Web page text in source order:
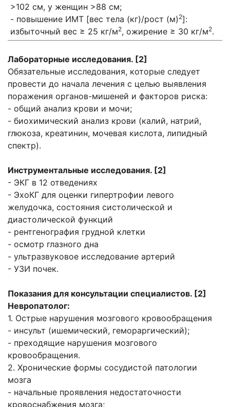
>102 см, у женщин >88 см;
- повышение ИМТ [вес тела (кг)/рост (м) 2]:
избыточный вес ≥ 25 кг/м2, ожирение ≥ 30 кг/м2.
Лабораторные исследования. [2]
Обязательные исследования, которые следует
провести до начала лечения с целью выявления
поражения органов-мишеней и факторов риска:
- общий анализ крови и мочи;
- биохимический анализ крови (калий, натрий,
глюкоза, креатинин, мочевая кислота, липидный
спектр).
Инструментальные исследования. [2]
- ЭКГ в 12 отведениях
- ЭхоКГ для оценки гипертрофии левого
желудочка, состояния систолической и
диастолической функций
- рентгенография грудной клетки
- осмотр глазного дна
- ультразвуковое исследование артерий
- УЗИ почек.
Показания для консультации специалистов. [2]
Невропатолог:
1. Острые нарушения мозгового кровообращения
- инсульт (ишемический, гемораргический);
- преходящие нарушения мозгового
кровообращения.
2. Хронические формы сосудистой патологии
мозга
- начальные проявления недостаточности
кровоснабжения мозга;